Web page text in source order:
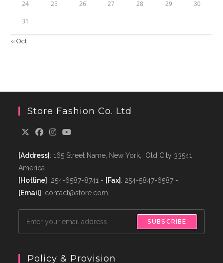
24 25 26 27 28 29 30
31
« Oct
Store Fashion Co. Ltd
[Address]: 165 Street Name, New York, Old City 33541
America
[Hotline]: 254-6587-8741 - [Fax]: 254-5847-6587 -
[Email]: contact@store.com
SUBSCRIBE
Policy & Provision